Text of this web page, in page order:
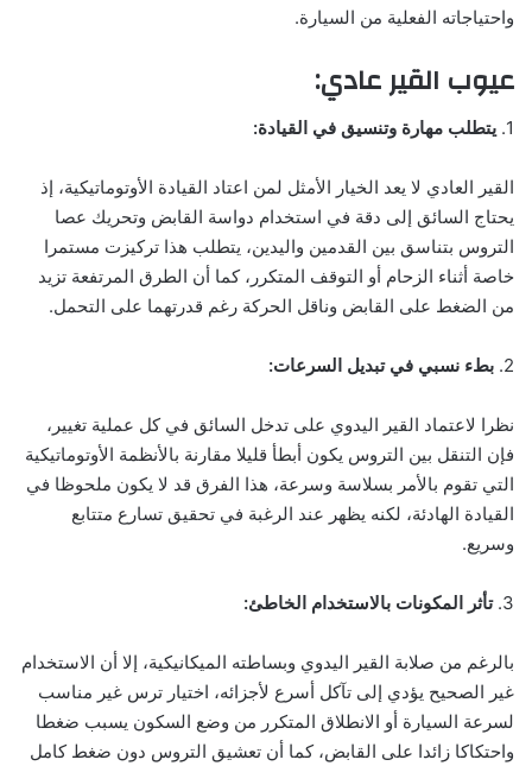
واحتياجاته الفعلية من السيارة.
عيوب القير عادي:
1. يتطلب مهارة وتنسيق في القيادة:
القير العادي لا يعد الخيار الأمثل لمن اعتاد القيادة الأوتوماتيكية، إذ
يحتاج السائق إلى دقة في استخدام دواسة القابض وتحريك عصا
التروس بتناسق بين القدمين واليدين، يتطلب هذا تركيزت مستمرا
خاصة أثناء الزحام أو التوقف المتكرر، كما أن الطرق المرتفعة تزيد
من الضغط على القابض وناقل الحركة رغم قدرتهما على التحمل.
2. بطء نسبي في تبديل السرعات:
نظرا لاعتماد القير اليدوي على تدخل السائق في كل عملية تغيير،
فإن التنقل بين التروس يكون أبطأ قليلا مقارنة بالأنظمة الأوتوماتيكية
التي تقوم بالأمر بسلاسة وسرعة، هذا الفرق قد لا يكون ملحوظا في
القيادة الهادئة، لكنه يظهر عند الرغبة في تحقيق تسارع متتابع
وسريع.
3. تأثر المكونات بالاستخدام الخاطئ:
بالرغم من صلابة القير اليدوي وبساطته الميكانيكية، إلا أن الاستخدام
غير الصحيح يؤدي إلى تآكل أسرع لأجزائه، اختيار ترس غير مناسب
لسرعة السيارة أو الانطلاق المتكرر من وضع السكون يسبب ضغطا
واحتكاكا زائدا على القابض، كما أن تعشيق التروس دون ضغط كامل